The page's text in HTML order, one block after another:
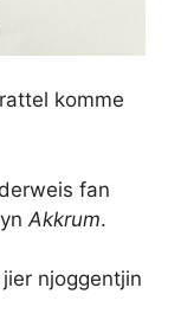
komme
fan
Akkrum.
njoggentjin